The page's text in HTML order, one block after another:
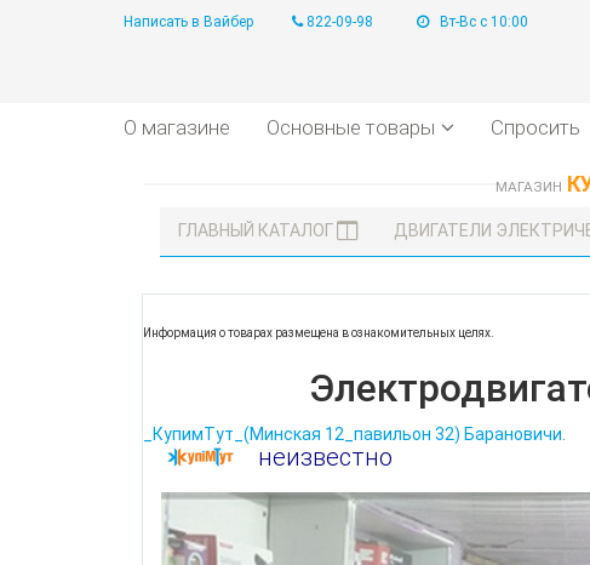
Написать в Вайбер 822-09-98 Вт-Вс с 10:00
О магазине Основные товары Спросить
МАГАЗИН
ГЛАВНЫЙ КАТАЛОГ ДВИГАТЕЛИ
Информация о товарах размещена в ознакомительных целях.
_КупимТут_(Минская 12_павильон 32) Барановичи.
неизвестно